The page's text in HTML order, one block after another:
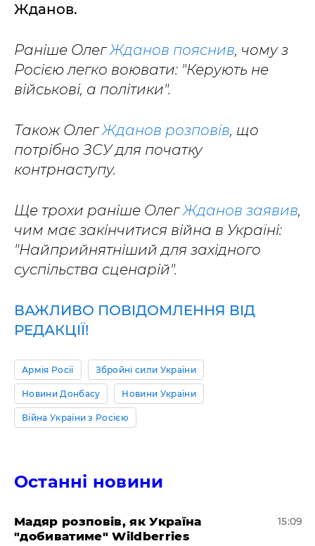
Жданов.
Раніше ОлегЖданов пояснив, чому з
Росією легко воювати: "Керують не
військові, а політики".
Також ОлегЖданов розповів, що
потрібно ЗСУ для початку
контрнаступу.
Ще трохи раніше ОлегЖданов заявив,
чим має закінчитися війна в Україні:
"Найприйнятніший для західного
суспільства сценарій".
ВАЖЛИВО ПОВІДОМЛЕННЯ ВІД
РЕДАКЦІЇ!
Армія Росії Збройні сили України
Новини Донбасу Новини України
Війна України з Росією
Останні новини
Мадяр розповів, як Україна
"добиватиме" Wildberries
15:09